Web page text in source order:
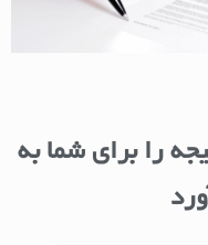
را برای شما به